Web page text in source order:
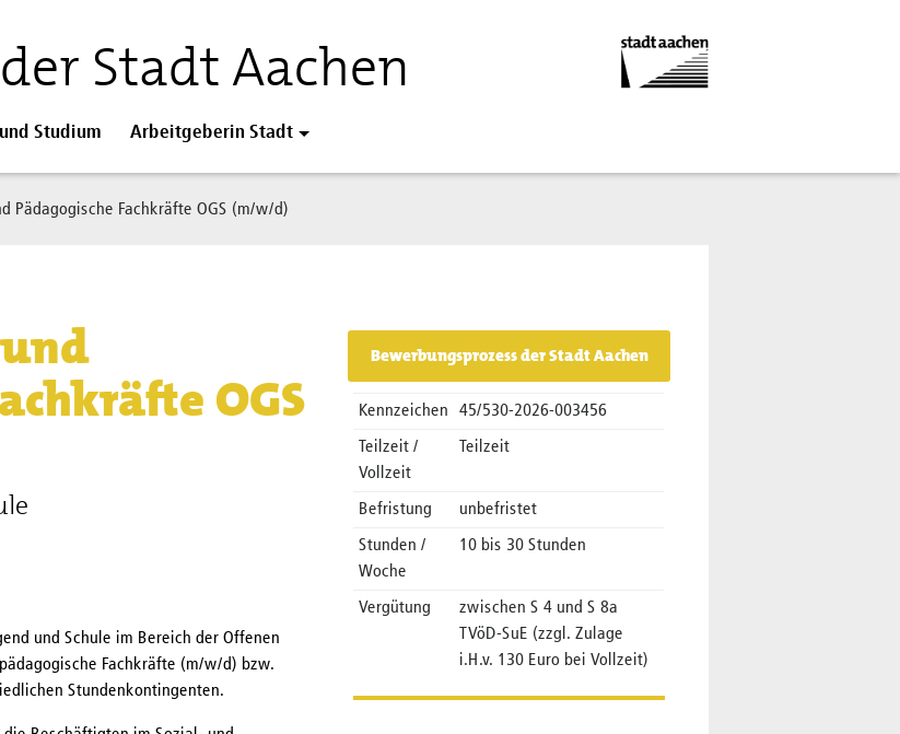
der Stadt Aachen
Studium Arbeitgeberin Stadt
Pädagogische Fachkräfte OGS (m/w/d)
OGS
und Schule im Bereich der Offenen
Fachkräfte (m/w/d) bzw.
Stundenkontingenten.
Bewerbungsprozess der Stadt Aachen
Kennzeichen 45/530-2026-003456
Teilzeit /
Vollzeit
Teilzeit
Befristung unbefristet
Stunden /
Woche
10 bis 30 Stunden
Vergütung
zwischen S 4 und S 8a
TVöD-SuE (zzgl. Zulage
i.H.v. 130 Euro bei Vollzeit)